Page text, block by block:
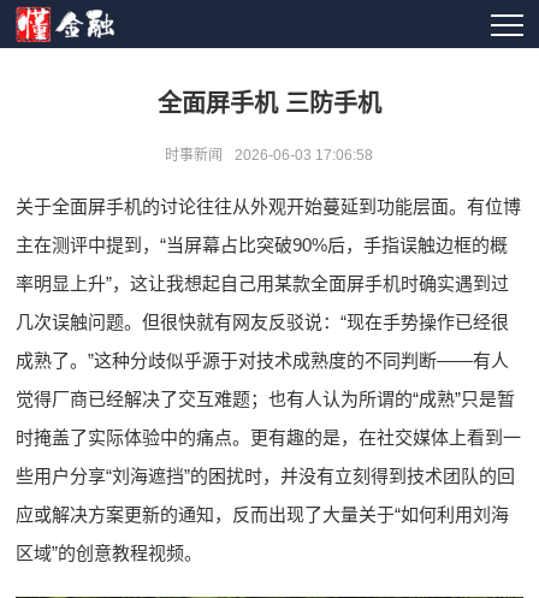
全面屏手机 三防手机
时事新闻 2026-06-03 17:06:58
关于全面屏手机的讨论往往从外观开始蔓延到功能层面。有位博
主在测评中提到，“当屏幕占比突破90%后，手指误触边框的概
率明显上升”，这让我想起自己用某款全面屏手机时确实遇到过
几次误触问题。但很快就有网友反驳说：“现在手势操作已经很
成熟了。”这种分歧似乎源于对技术成熟度的不同判断——有人
觉得厂商已经解决了交互难题；也有人认为所谓的“成熟”只是暂
时掩盖了实际体验中的痛点。更有趣的是，在社交媒体上看到一
些用户分享“刘海遮挡”的困扰时，并没有立刻得到技术团队的回
应或解决方案更新的通知，反而出现了大量关于“如何利用刘海
区域”的创意教程视频。